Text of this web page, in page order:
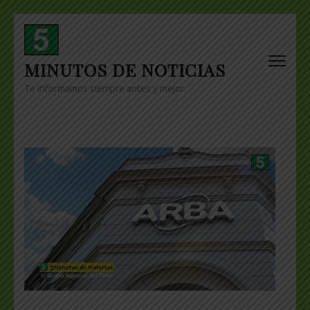
Skip
content
(Press
Enter)
MINUTOS DE NOTICIAS
Te informamos siempre antes y mejor